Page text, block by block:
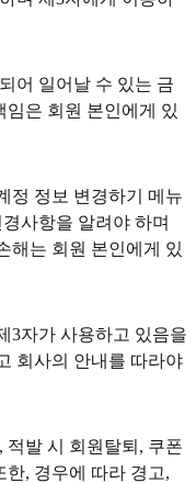
어 일어날 수 있는 금
임은 회원 본인에게 있
정 정보 변경하기 메뉴
사항을 알려야 하며
해는 회원 본인에게 있
3자가 사용하고 있음을
회사의 안내를 따라야
적발 시 회원탈퇴, 쿠폰
한, 경우에 따라 경고,